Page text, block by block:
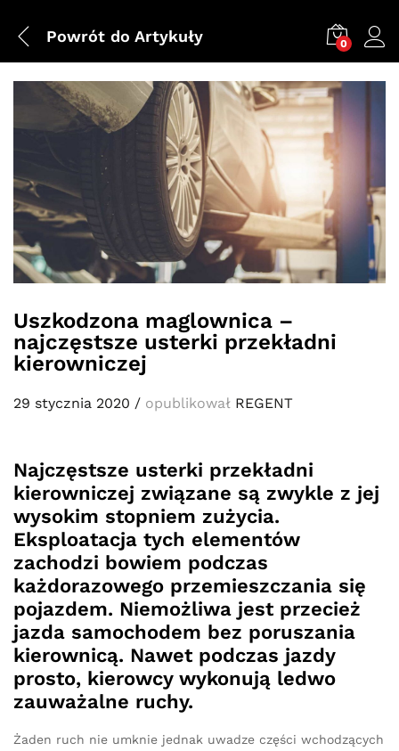
Powrót do Artykuły 0
Uszkodzona maglownica –
najczęstsze usterki przekładni
kierowniczej
29 stycznia 2020 / opublikował REGENT
Najczęstsze usterki przekładni
kierowniczej związane są zwykle z jej
wysokim stopniem zużycia.
Eksploatacja tych elementów
zachodzi bowiem podczas
każdorazowego przemieszczania się
pojazdem. Niemożliwa jest przecież
jazda samochodem bez poruszania
kierownicą. Nawet podczas jazdy
prosto, kierowcy wykonują ledwo
zauważalne ruchy.
Żaden ruch nie umknie jednak uwadze części wchodzących